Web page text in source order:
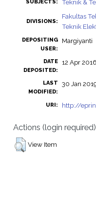
SUBJECTS: Teknik &
DIVISIONS:
Fakultas
Teknik
DEPOSITING
USER:
Margiyanti
DATE
DEPOSITED:
12 Apr
LAST
MODIFIED:
30 Jan
URI: http://
Actions (login required)
View Item